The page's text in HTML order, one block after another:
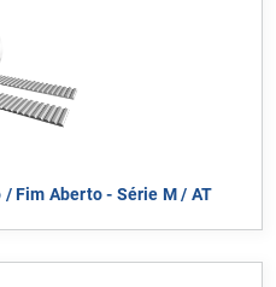
Fim Aberto - Série M / AT